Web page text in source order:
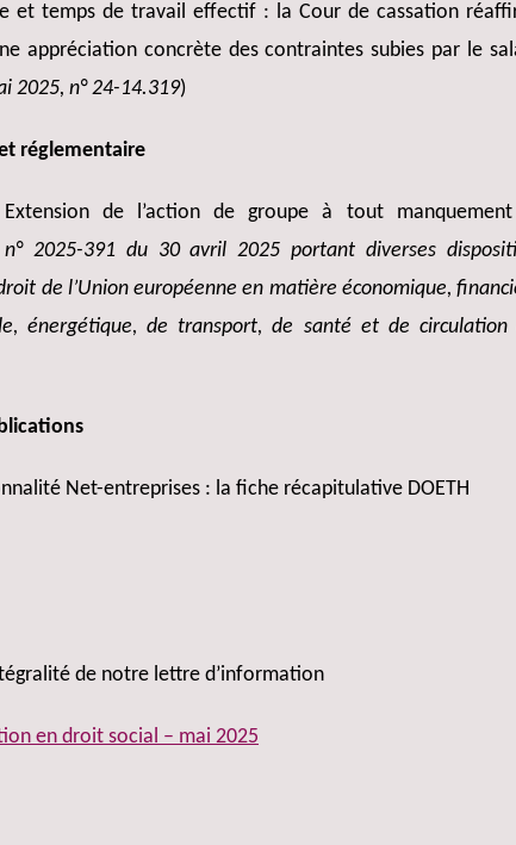
et temps de travail effectif : la Cour de cassation
appréciation concrète des contraintes subies par le
2025, n° 24-14.319)
réglementaire
de l’action de groupe à tout
2025-391 du 30 avril 2025 portant diverses
de l’Union européenne en matière économique,
énergétique, de transport, de santé et de circulation
Net-entreprises : la fiche récapitulative DOETH
de notre lettre d’information
en droit social – mai 2025